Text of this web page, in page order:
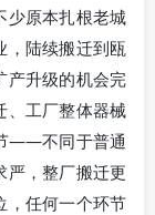
少原本扎根老城
，陆续搬迁到瓯
产升级的机会完
、工厂整体器械
——不同于普通
严，整厂搬迁更
，任何一个环节